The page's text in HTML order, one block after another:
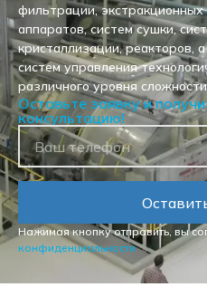
фильтрации,
аппаратов, систем сушки,
кристаллизации, реакторов,
систем управления
различного уровня
Оставьте заявку и
консультацию!
Нажимая кнопку отправить, вы
конфиденциальности